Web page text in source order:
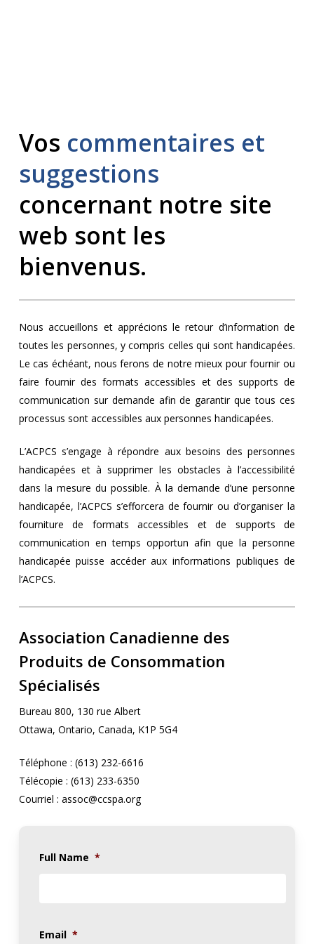
Vos commentaires et
suggestions
concernant notre site
web sont les
bienvenus.
Nous accueillons et apprécions le retour d’information de
toutes les personnes, y compris celles qui sont handicapées.
Le cas échéant, nous ferons de notre mieux pour fournir ou
faire fournir des formats accessibles et des supports de
communication sur demande afin de garantir que tous ces
processus sont accessibles aux personnes handicapées.
L’ACPCS s’engage à répondre aux besoins des personnes
handicapées et à supprimer les obstacles à l’accessibilité
dans la mesure du possible. À la demande d’une personne
handicapée, l’ACPCS s’efforcera de fournir ou d’organiser la
fourniture de formats accessibles et de supports de
communication en temps opportun afin que la personne
handicapée puisse accéder aux informations publiques de
l’ACPCS.
Association Canadienne des
Produits de Consommation
Spécialisés
Bureau 800, 130 rue Albert
Ottawa, Ontario, Canada, K1P 5G4
Téléphone : (613) 232-6616
Télécopie : (613) 233-6350
Courriel : assoc@ccspa.org
Full Name *
Email *